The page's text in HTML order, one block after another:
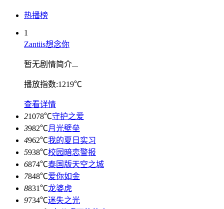
热播榜
1
Zantiis想念你
暂无剧情简介...
播放指数:1219℃
查看详情
21078℃守护之爱
3982℃月光壁垒
4962℃我的夏日实习
5938℃校园暗恋警报
6874℃泰国版天空之城
7848℃爱你如金
8831℃龙婆虎
9734℃迷失之光